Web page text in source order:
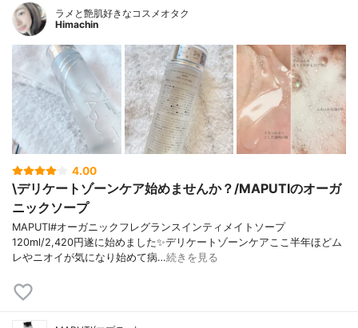
ラメと艶肌好きなコスメオタク
Himachin
4.00
\デリケートゾーンケア始めませんか？/MAPUTIのオーガ
ニックソープ
MAPUTI#オーガニックフレグランスインティメイトソープ
120ml/2,420円遂に始めました✨デリケートゾーンケアここ半年ほどム
レやニオイが気になり始めて病…続きを見る